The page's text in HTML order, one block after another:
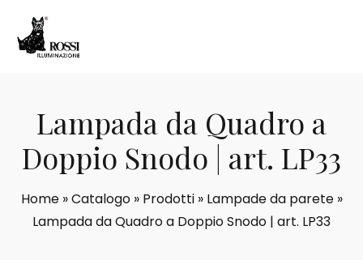
Lampada da Quadro a
Doppio Snodo | art. LP33
Home»Catalogo» Prodotti» Lampade da parete»
Lampada da Quadro a Doppio Snodo | art. LP33